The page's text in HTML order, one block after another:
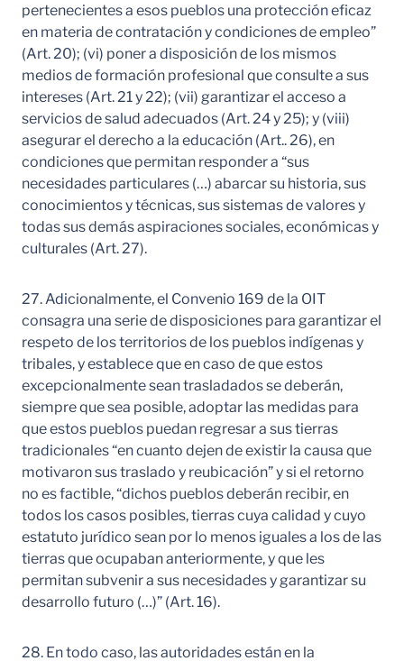
pertenecientes a esos pueblos una protección eficaz
en materia de contratación y condiciones de empleo”
(Art. 20); (vi) poner a disposición de los mismos
medios de formación profesional que consulte a sus
intereses (Art. 21 y 22); (vii) garantizar el acceso a
servicios de salud adecuados (Art. 24 y 25); y (viii)
asegurar el derecho a la educación (Art.. 26), en
condiciones que permitan responder a “sus
necesidades particulares (…) abarcar su historia, sus
conocimientos y técnicas, sus sistemas de valores y
todas sus demás aspiraciones sociales, económicas y
culturales (Art. 27).
27. Adicionalmente, el Convenio 169 de la OIT
consagra una serie de disposiciones para garantizar el
respeto de los territorios de los pueblos indígenas y
tribales, y establece que en caso de que estos
excepcionalmente sean trasladados se deberán,
siempre que sea posible, adoptar las medidas para
que estos pueblos puedan regresar a sus tierras
tradicionales “en cuanto dejen de existir la causa que
motivaron sus traslado y reubicación” y si el retorno
no es factible, “dichos pueblos deberán recibir, en
todos los casos posibles, tierras cuya calidad y cuyo
estatuto jurídico sean por lo menos iguales a los de las
tierras que ocupaban anteriormente, y que les
permitan subvenir a sus necesidades y garantizar su
desarrollo futuro (…)” (Art. 16).
28. En todo caso, las autoridades están en la